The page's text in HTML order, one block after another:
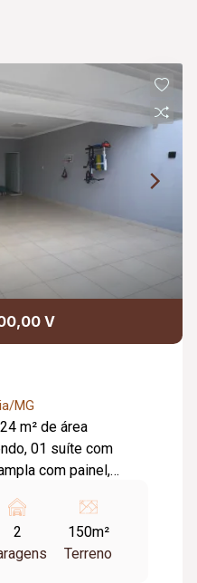
V
MG
m² de área
com painel,
cooktop e
modernos com
Área gourmet
2
150m²
Terreno